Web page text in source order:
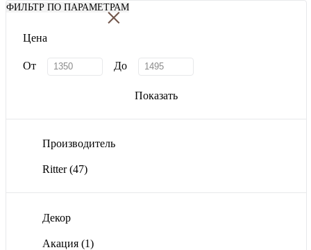
ФИЛЬТР ПО ПАРАМЕТРАМ
×
Цена
От До
Показать
Производитель
Ritter(47)
Декор
Акация (1)